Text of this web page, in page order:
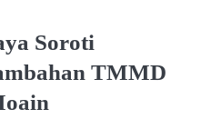
Soroti
TMMD